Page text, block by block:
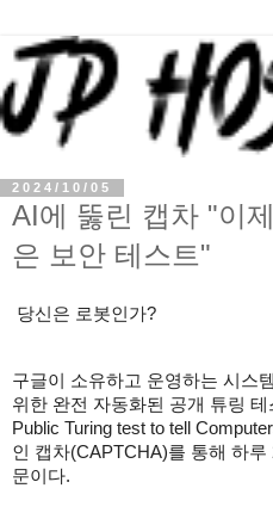
2024/10/05
AI에 뚫린 캡차 "이
은 보안 테스트"
당신은 로봇인가?
구글이 소유하고 운영하는 시스
위한 완전 자동화된 공개 튜링
Public Turing test to tell
인 캡차(CAPTCHA)를 통해 하
문이다.